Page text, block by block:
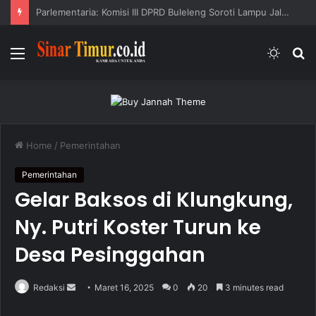
Parlementaria: Komisi II Buleleng Prioritaskan Perbaikan Infrastruktur
Menu
Switch
Home / Pemerintahan
Pemerintahan
Gelar Baksos di Klungkung,
Ny. Putri Koster Turun ke
Desa Pesinggahan
Redaksi Maret 16, 2025 0 20 3 minutes read